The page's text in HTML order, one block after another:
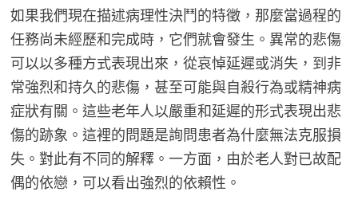
如果我們現在描述病理性決鬥的特徵，那麼當過程的
任務尚未經歷和完成時，它們就會發生。異常的悲傷
可以以多種方式表現出來，從哀悼延遲或消失，到非
常強烈和持久的悲傷，甚至可能與自殺行為或精神病
症狀有關。這些老年人以嚴重和延遲的形式表現出悲
傷的跡象。這裡的問題是詢問患者為什麼無法克服損
失。對此有不同的解釋。一方面，由於老人對已故配
偶的依戀，可以看出強烈的依賴性。